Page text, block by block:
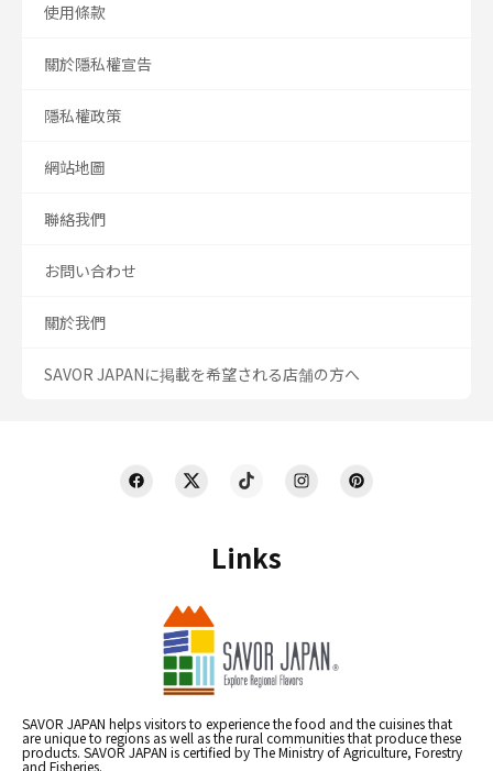
Links
SAVOR JAPAN helps visitors to experience the food and the cuisines that
are unique to regions as well as the rural communities that produce these
products. SAVOR JAPAN is certified by The Ministry of Agriculture, Forestry
and Fisheries.
使用條款
關於隱私權宣告
隱私權政策
網站地圖
聯絡我們
お問い合わせ
關於我們
SAVOR JAPANに掲載を希望される店舗の方へ